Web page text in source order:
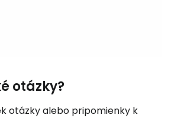
otázky?
otázky alebo pripomienky k